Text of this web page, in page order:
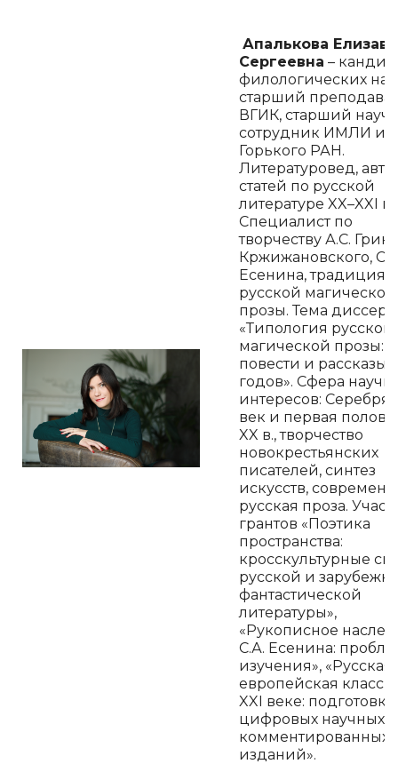
Апалькова
Сергеевна –
филологических
старший
ВГИК, старший
сотрудник ИМЛИ
Горького РАН.
Литературовед,
статей по русской
литературе XX–XXI
Специалист по
творчеству А.С.
Кржижановского,
Есенина, традициям
русской магической
прозы. Тема
«Типология русской
магической прозы:
повести и рассказы
годов». Сфера
интересов:
век и первая
XX в., творчество
новокрестьянских
писателей, синтез
искусств,
русская проза.
грантов «Поэтика
пространства:
кросскультурные
русской и
фантастической
литературы»,
«Рукописное
С.А. Есенина:
изучения», «Русская
европейская
XXI веке: подготовка
цифровых научных
комментированных
изданий».